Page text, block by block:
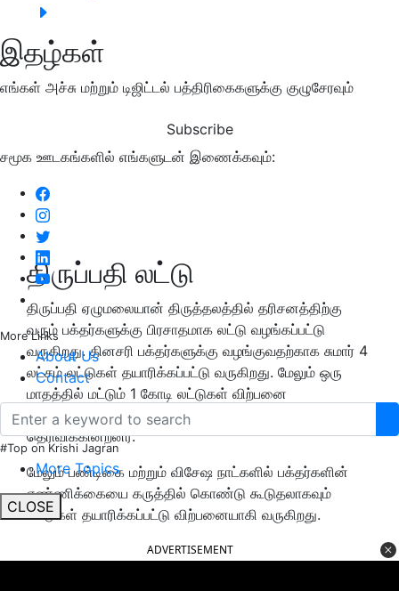
இதழ்கள்
எங்கள் அச்சு மற்றும் டிஜிட்டல் பத்திரிகைகளுக்கு குழுசேரவும்
Subscribe
சமூக ஊடகங்களில் எங்களுடன் இணைக்கவும்:
More Links
About Us
Contact
#Top on Krishi Jagran
More Topics
CLOSE
திருப்பதி லட்டு
திருப்பதி ஏழுமலையான் திருத்தலத்தில் தரிசனத்திற்கு
வரும் பக்தர்களுக்கு பிரசாதமாக லட்டு வழங்கப்பட்டு
வருகிறது. தினசரி பக்தர்களுக்கு வழங்குவதற்காக சுமார் 4
லட்சம் லட்டுகள் தயாரிக்கப்பட்டு வருகிறது. மேலும் ஒரு
மாதத்தில் மட்டும் 1 கோடி லட்டுகள் விற்பனை
செய்யப்படுவதாக தேவஸ்தான அதிகாரிகள் தகவல்
தெரிவிக்கின்றனர்.
மேலும் பண்டிகை மற்றும் விசேஷ நாட்களில் பக்தர்களின்
எண்ணிக்கையை கருத்தில் கொண்டு கூடுதலாகவும்
லட்டுகள் தயாரிக்கப்பட்டு விற்பனையாகி வருகிறது.
ADVERTISEMENT